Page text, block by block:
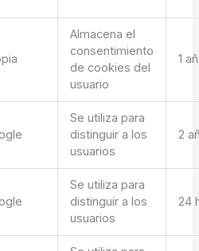
Almacena el
consentimiento
de cookies del
usuario
1
Se utiliza para
distinguir a los
usuarios
2
Se utiliza para
distinguir a los
usuarios
24